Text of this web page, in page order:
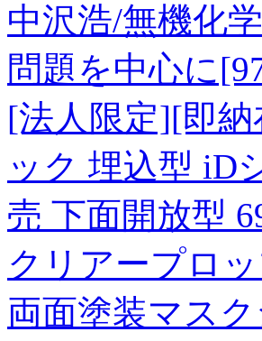
中沢浩/無機化
問題を中心に
[法人限定][即
ック 埋込型 iD
売 下面開放型
クリアープロ
両面塗装マス